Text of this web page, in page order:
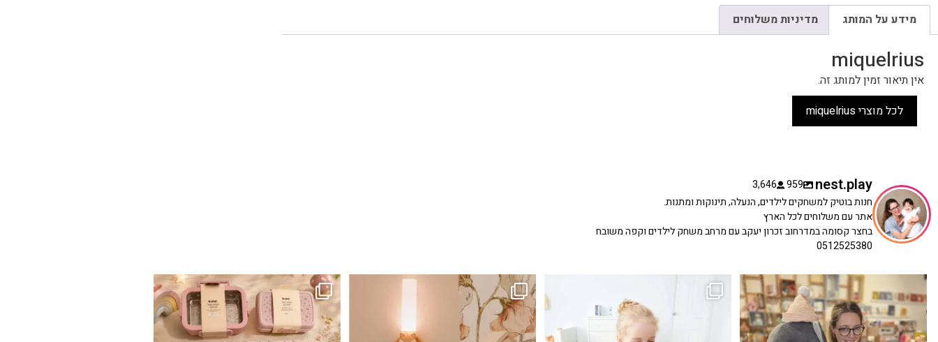
מידע על המותג מדיניות משלוחים
miquelrius
אין תיאור זמין למותג זה.
לכל מוצרי miquelrius
nest.play
959
3,646
חנות בוטיק למשחקים לילדים, הנעלה, תינוקות ומתנות.
אתר עם משלוחים לכל הארץ
בחצר קסומה במדרחוב זכרון יעקב עם מרחב משחק לילדים וקפה משובח
0512525380
הקולקציה החדשה
9 4
גם פריט עיצובי לחדר, גם מנורת לילה מרגיעה, וגם...
0
7 0
כשפתחתי את החנות חלמתי ליצור מקום שהייתי
שמחה
39 16